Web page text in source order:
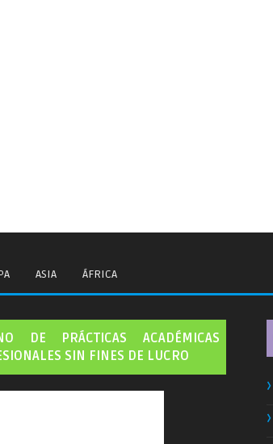
ASIA ÁFRICA
DE PRÁCTICAS ACADÉMICAS
SIN FINES DE LUCRO